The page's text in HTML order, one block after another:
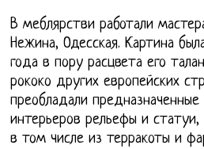
В меблярстви работали
Нежина, Одесская. Картина
года в пору расцвета его
рококо других европейских
преобладали
интерьеров рельефы и статуи,
в том числе из терракоты и